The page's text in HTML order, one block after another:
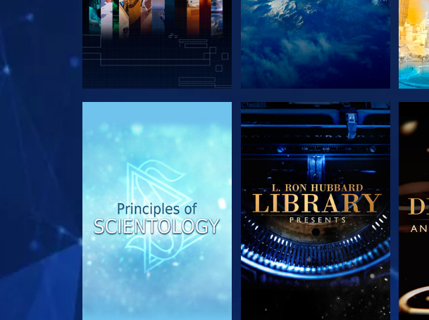
DÉCOUVRIR LES SÉRIES DÉCOUVRIR LES SÉRIES